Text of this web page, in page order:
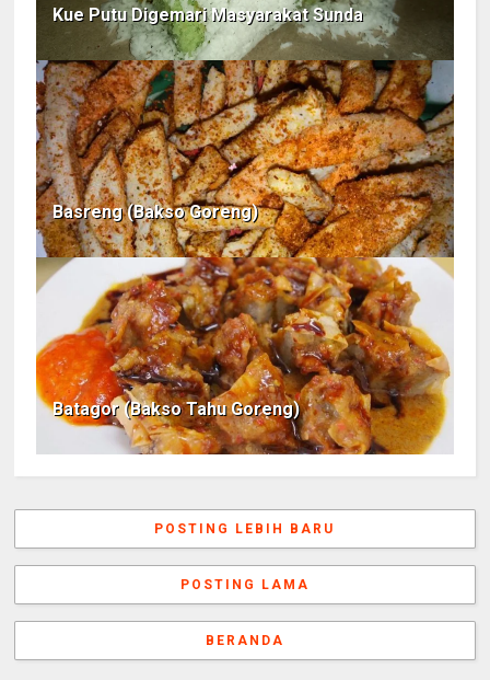
Kue Putu Digemari Masyarakat Sunda
Basreng (Bakso Goreng)
Batagor (Bakso Tahu Goreng)
POSTING LEBIH BARU
POSTING LAMA
BERANDA